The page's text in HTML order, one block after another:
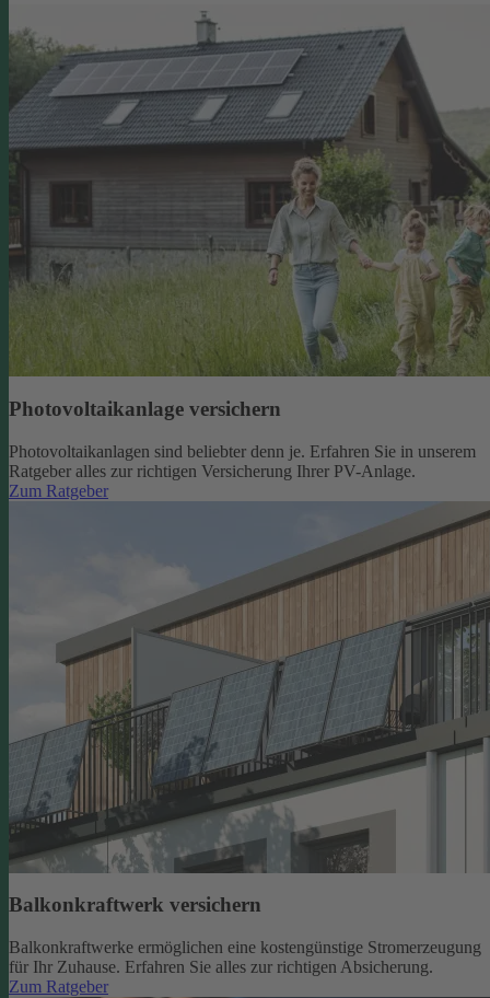
Photovoltaikanlage versichern
Photovoltaikanlagen sind beliebter denn je. Erfahren Sie in unserem
Ratgeber alles zur richtigen Versicherung Ihrer PV-Anlage.
Zum Ratgeber
Balkonkraftwerk versichern
Balkonkraftwerke ermöglichen eine kostengünstige Stromerzeugung
für Ihr Zuhause. Erfahren Sie alles zur richtigen Absicherung.
Zum Ratgeber